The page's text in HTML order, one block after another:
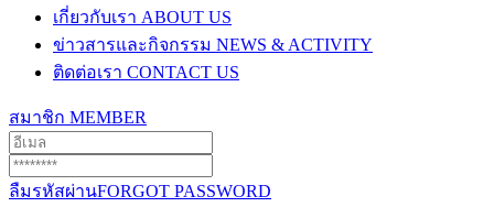
เกี่ยวกับเรา ABOUT US
ข่าวสารและกิจกรรม NEWS & ACTIVITY
ติดต่อเรา CONTACT US
สมาชิก MEMBER
ลืมรหัสผ่านFORGOT PASSWORD